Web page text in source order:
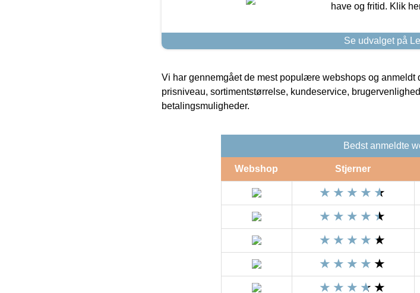
have og fritid. Klik
Se udvalget på
Vi har gennemgået de mest populære webshops og anmeldt
prisniveau, sortimentstørrelse, kundeservice,
betalingsmuligheder.
Bedst anmeldte
Webshop Stjerner